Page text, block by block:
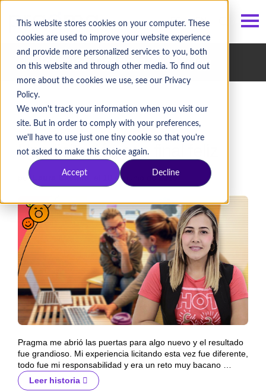
This website stores cookies on your computer. These
cookies are used to improve your website experience
and provide more personalized services to you, both
on this website and through other media. To find out
more about the cookies we use, see our Privacy
Policy.
We won't track your information when you visit our
site. But in order to comply with your preferences,
we'll have to use just one tiny cookie so that you're
not asked to make this choice again.
Accept Decline
ES / EN
Historias Pragma/ licitacion
Una licitación con final feliz
por Laura Castillo , el 10 de junio de 2019
Pragma me abrió las puertas para algo nuevo y el resultado
fue grandioso. Mi experiencia licitando esta vez fue diferente,
todo fue mi responsabilidad y era un reto muy bacano …
Leer historia